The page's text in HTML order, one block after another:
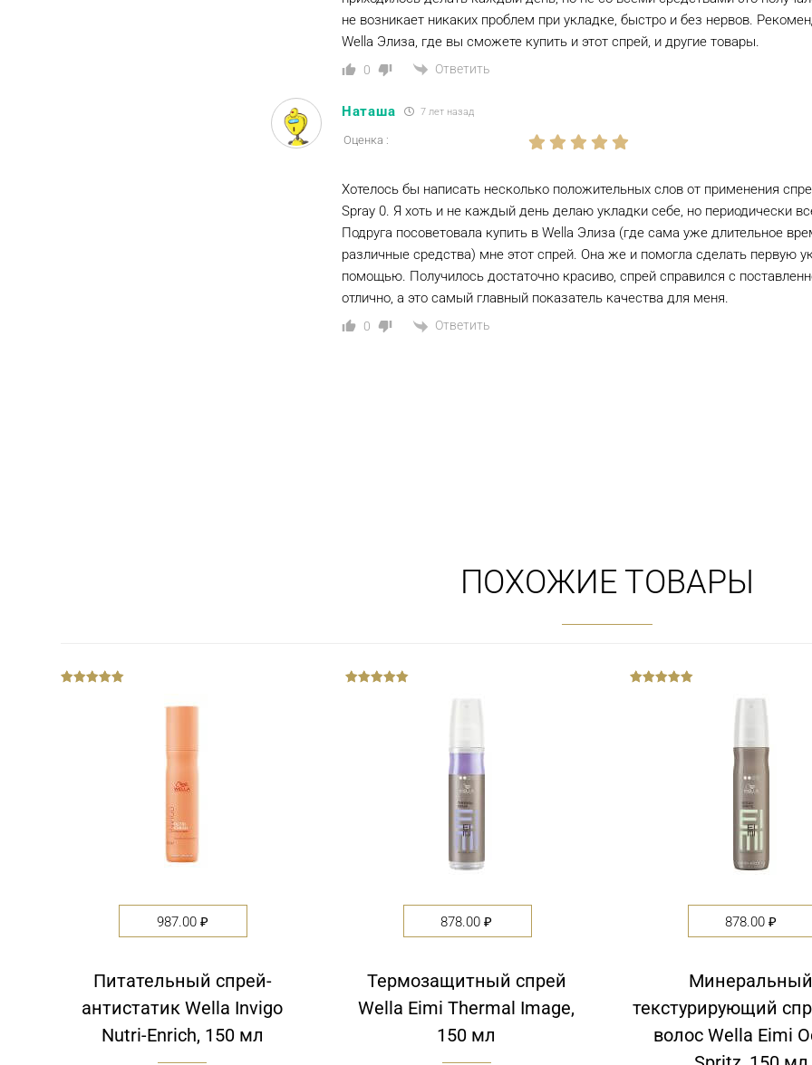
не возникает никаких проблем при укладке, быстро и без нервов.
Wella Элиза, где вы сможете купить и этот спрей, и другие товары.
0 Ответить
Наташа 7 лет назад
Оценка :
Хотелось бы написать несколько положительных слов от применения
Spray 0. Я хоть и не каждый день делаю укладки себе, но периодически
Подруга посоветовала купить в Wella Элиза (где сама уже длительное
различные средства) мне этот спрей. Она же и помогла сделать первую
помощью. Получилось достаточно красиво, спрей справился с
отлично, а это самый главный показатель качества для меня.
0 Ответить
ПОХОЖИЕ ТОВАРЫ
987.00 ₽
Питательный спрей-
антистатик Wella Invigo
Nutri-Enrich, 150 мл
878.00₽
Термозащитный спрей
Wella Eimi Thermal Image,
150 мл
878.00₽
текстурирующий
волос Wella Eimi